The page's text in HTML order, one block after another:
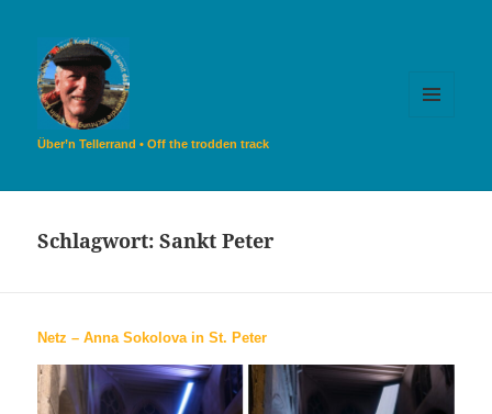
Über’n Tellerrand • Off the trodden track
Schlagwort:Sankt Peter
Netz – Anna Sokolova in St. Peter